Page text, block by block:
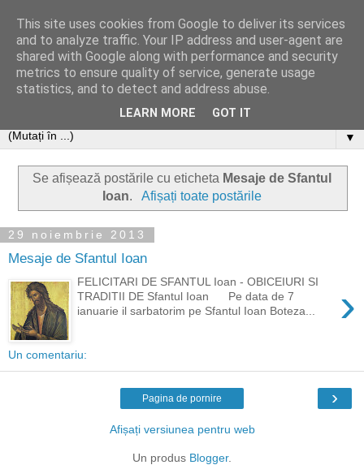
▼
Se afișează postările cu eticheta Mesaje de Sfantul
Ioan. Afișați toate postările
29 noiembrie 2013
Mesaje de Sfantul Ioan
›
FELICITARI DE SFANTUL Ioan - OBICEIURI SI
TRADITII DE Sfantul Ioan Pe data de 7
ianuarie il sarbatorim pe Sfantul Ioan Boteza...
Un comentariu:
›
Pagina de pornire
Afișați versiunea pentru web
Un produs Blogger.
This site uses cookies from Google to deliver its services
and to analyze traffic. Your IP address and user-agent are
shared with Google along with performance and security
metrics to ensure quality of service, generate usage
statistics, and to detect and address abuse.
LEARN MORE GOT IT